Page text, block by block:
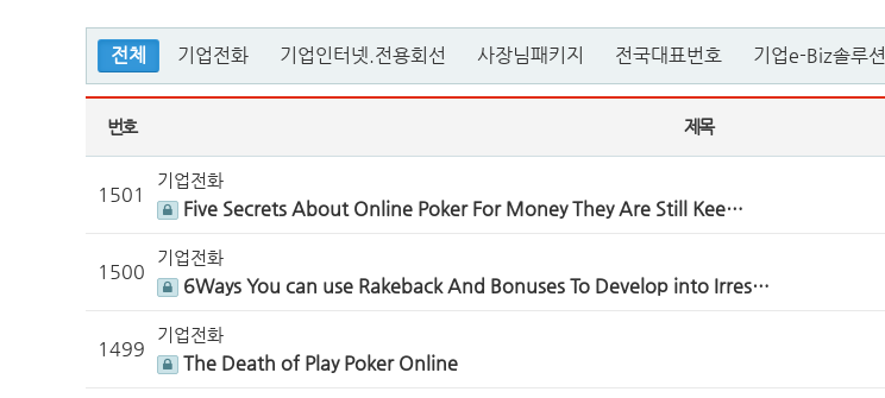
전체 기업전화 기업인터넷.전용회선 사장님패키지 전국대표번호 기업e-Biz솔루션
번호 제목
1501
기업전화
Five Secrets About Online Poker For Money They Are Still Kee…
1500
기업전화
6Ways You can use Rakeback And Bonuses To Develop into Irres…
1499
기업전화
The Death of Play Poker Online